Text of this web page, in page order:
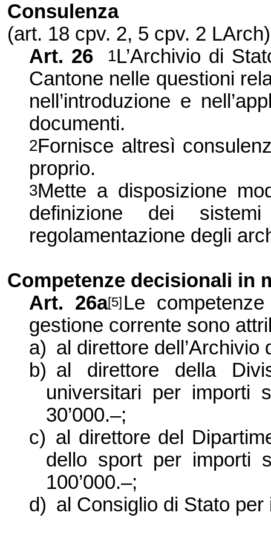
Consulenza
(art. 18 cpv. 2, 5 cpv. 2 LArch)
Art. 26
1L’Archivio di
Cantone nelle questioni
nell’introduzione e
documenti.
2Fornisce altresì
proprio.
3Mette a disposizione
definizione dei
regolamentazione degli
Competenze decisionali in
Art. 26a[5] Le
gestione corrente sono
a) al direttore dell’Archivio
b) al direttore della
universitari per importi
30’000.–;
c) al direttore del
dello sport per importi
100’000.–;
d) al Consiglio di Stato per